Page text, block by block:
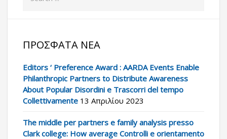
ΠΡΌΣΦΑΤΑ ΝΈΑ
Editors ‘ Preference Award : AARDA Events Enable
Philanthropic Partners to Distribute Awareness
About Popular Disordini e Trascorri del tempo
Collettivamente 13 Απριλίου 2023
The middle per partners e family analysis presso
Clark college: How average Controlli e orientamento